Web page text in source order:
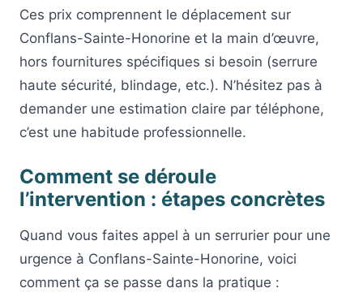
Ces prix comprennent le déplacement sur
Conflans-Sainte-Honorine et la main d’œuvre,
hors fournitures spécifiques si besoin (serrure
haute sécurité, blindage, etc.). N’hésitez pas à
demander une estimation claire par téléphone,
c’est une habitude professionnelle.
Comment se déroule
l’intervention : étapes concrètes
Quand vous faites appel à un serrurier pour une
urgence à Conflans-Sainte-Honorine, voici
comment ça se passe dans la pratique :